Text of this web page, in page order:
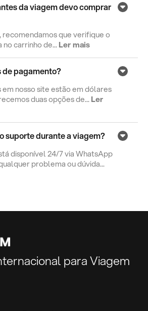
da viagem devo comprar
recomendamos que verifique o
carrinho de...Ler mais
de pagamento?
nosso site estão em dólares
duas opções de...Ler
suporte durante a viagem?
disponível 24/7 via WhatsApp
problema ou dúvida...
para Viagem